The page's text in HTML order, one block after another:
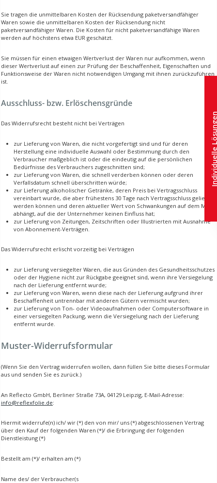
Sie tragen die unmittelbaren Kosten der Rücksendung paketversandfähiger
Waren sowie die unmittelbaren Kosten der Rücksendung nicht
paketversandfähiger Waren. Die Kosten für nicht paketversandfähige Waren
werden auf höchstens etwa EUR geschätzt.
Sie müssen für einen etwaigen Wertverlust der Waren nur aufkommen, wenn
dieser Wertverlust auf einen zur Prüfung der Beschaffenheit, Eigenschaften und
Funktionsweise der Waren nicht notwendigen Umgang mit ihnen zurückzuführen
ist.
Ausschluss- bzw. Erlöschensgründe
Das Widerrufsrecht besteht nicht bei Verträgen
zur Lieferung von Waren, die nicht vorgefertigt sind und für deren
Herstellung eine individuelle Auswahl oder Bestimmung durch den
Verbraucher maßgeblich ist oder die eindeutig auf die persönlichen
Bedürfnisse des Verbrauchers zugeschnitten sind;
zur Lieferung von Waren, die schnell verderben können oder deren
Verfallsdatum schnell überschritten würde;
zur Lieferung alkoholischer Getränke, deren Preis bei Vertragsschluss
vereinbart wurde, die aber frühestens 30 Tage nach Vertragsschluss geliefert
werden können und deren aktueller Wert von Schwankungen auf dem Markt
abhängt, auf die der Unternehmer keinen Einfluss hat;
zur Lieferung von Zeitungen, Zeitschriften oder Illustrierten mit Ausnahme
von Abonnement-Verträgen.
Das Widerrufsrecht erlischt vorzeitig bei Verträgen
zur Lieferung versiegelter Waren, die aus Gründen des Gesundheitsschutzes
oder der Hygiene nicht zur Rückgabe geeignet sind, wenn ihre Versiegelung
nach der Lieferung entfernt wurde;
zur Lieferung von Waren, wenn diese nach der Lieferung aufgrund ihrer
Beschaffenheit untrennbar mit anderen Gütern vermischt wurden;
zur Lieferung von Ton- oder Videoaufnahmen oder Computersoftware in
einer versiegelten Packung, wenn die Versiegelung nach der Lieferung
entfernt wurde.
Muster-Widerrufsformular
(Wenn Sie den Vertrag widerrufen wollen, dann füllen Sie bitte dieses Formular
aus und senden Sie es zurück.)
An Reflecto GmbH, Berliner Straße 73A, 04129 Leipzig, E-Mail-Adresse:
info@reflexfolie.de:
Hiermit widerrufe(n) ich/ wir (*) den von mir/ uns (*) abgeschlossenen Vertrag
über den Kauf der folgenden Waren (*)/ die Erbringung der folgenden
Dienstleistung (*)
Bestellt am (*)/ erhalten am (*)
Name des/ der Verbraucher(s